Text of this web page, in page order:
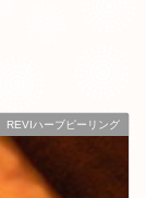
REVIハーブピーリング